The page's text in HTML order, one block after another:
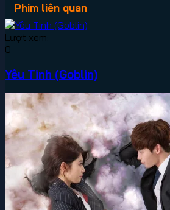
Phim liên quan
Lượt xem:
0
Yêu Tinh (Goblin)